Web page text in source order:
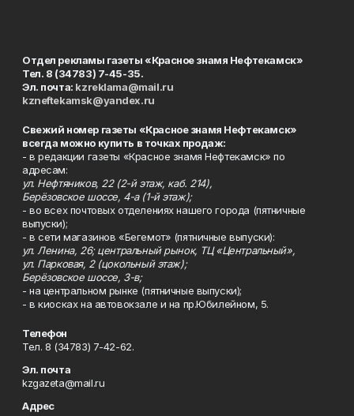
Отдел рекламы газеты «Красное знамя Нефтекамск»
Тел. 8 (34783) 7-45-35.
Эл. почта: kzreklama@mail.ru
kzneftekamsk@yandex.ru
Свежий номер газеты «Красное знамя Нефтекамск»
всегда можно купить в точках продаж:
- в редакции газеты «Красное знамя Нефтекамск» по
адресам:
ул. Нефтяников, 22 (2-й этаж, каб. 214),
Берёзовское шоссе, 4-а (1-й этаж);
- во всех почтовых отделениях нашего города (пятничные
выпуски);
- в сети магазинов «Бегемот» (пятничные выпуски):
ул. Ленина, 26; центральный рынок, ТЦ «Центральный»,
ул. Парковая, 2 (цокольный этаж);
Берёзовское шоссе, 3-в;
- на центральном рынке (пятничные выпуски);
- в киосках на автовокзале и на пр.Юбилейном, 5.
Телефон
Тел. 8 (34783) 7-42-62.
Эл. почта
kzgazeta@mail.ru
Адрес